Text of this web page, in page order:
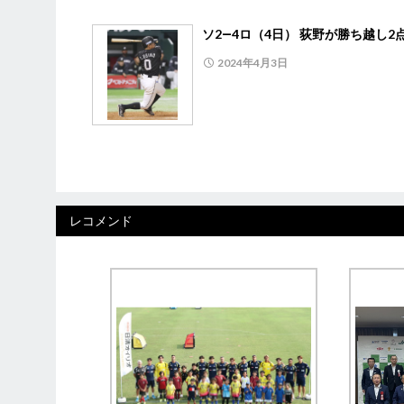
ソ2―4ロ（4日） 荻野が勝ち越し2
2024年4月3日
レコメンド